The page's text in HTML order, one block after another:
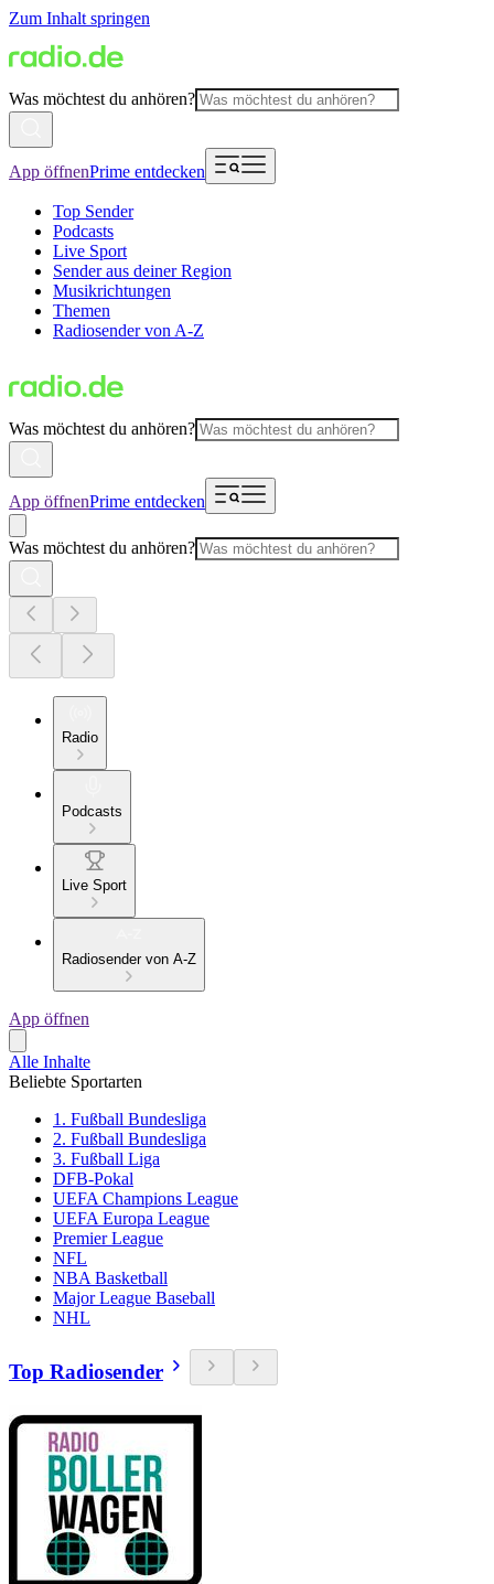
Zum Inhalt springen
Was möchtest du anhören?
App öffnenPrime entdecken
Top Sender
Podcasts
Live Sport
Sender aus deiner Region
Musikrichtungen
Themen
Radiosender von A-Z
Was möchtest du anhören?
App öffnenPrime entdecken
Was möchtest du anhören?
Radio
Podcasts
Live Sport
Radiosender von A-Z
App öffnen
Alle Inhalte
Beliebte Sportarten
1. Fußball Bundesliga
2. Fußball Bundesliga
3. Fußball Liga
DFB-Pokal
UEFA Champions League
UEFA Europa League
Premier League
NFL
NBA Basketball
Major League Baseball
NHL
Top Radiosender